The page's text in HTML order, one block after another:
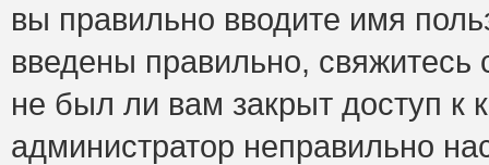
вы правильно вводите имя
введены правильно,
не был ли вам закрыт доступ к
администратор неправильно